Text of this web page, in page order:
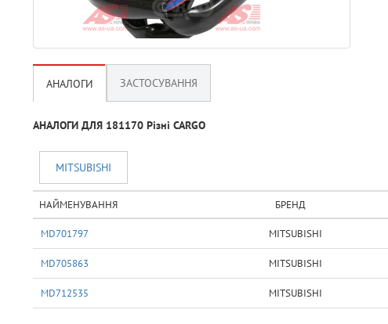
АНАЛОГИ ЗАСТОСУВАННЯ
АНАЛОГИ ДЛЯ 181170 Рiзнi CARGO
MITSUBISHI
НАЙМЕНУВАННЯ БРЕНД
MD701797 MITSUBISHI
MD705863 MITSUBISHI
MD712535 MITSUBISHI